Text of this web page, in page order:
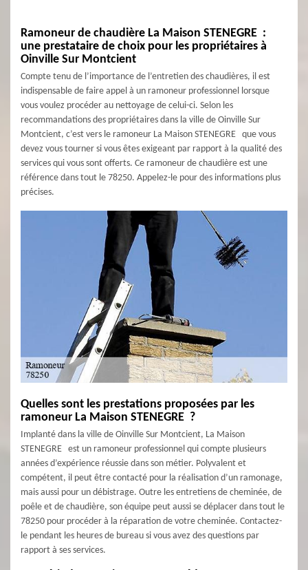
Ramoneur de chaudière La Maison STENEGRE :
une prestataire de choix pour les propriétaires à
Oinville Sur Montcient
Compte tenu de l’importance de l’entretien des chaudières, il est
indispensable de faire appel à un ramoneur professionnel lorsque
vous voulez procéder au nettoyage de celui-ci. Selon les
recommandations des propriétaires dans la ville de Oinville Sur
Montcient, c’est vers le ramoneur La Maison STENEGRE que vous
devez vous tourner si vous êtes exigeant par rapport à la qualité des
services qui vous sont offerts. Ce ramoneur de chaudière est une
référence dans tout le 78250. Appelez-le pour des informations plus
précises.
Quelles sont les prestations proposées par les
ramoneur La Maison STENEGRE ?
Implanté dans la ville de Oinville Sur Montcient, La Maison
STENEGRE est un ramoneur professionnel qui compte plusieurs
années d’expérience réussie dans son métier. Polyvalent et
compétent, il peut être contacté pour la réalisation d’un ramonage,
mais aussi pour un débistrage. Outre les entretiens de cheminée, de
poêle et de chaudière, son équipe peut aussi se déplacer dans tout le
78250 pour procéder à la réparation de votre cheminée. Contactez-
le pendant les heures de bureau si vous avez des questions par
rapport à ses services.